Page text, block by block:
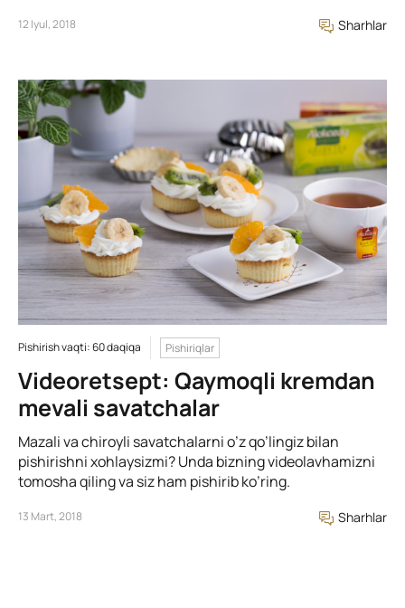
12 Iyul, 2018 Sharhlar
Pishirish vaqti: 60 daqiqa Pishiriqlar
Videoretsept: Qaymoqli kremdan
mevali savatchalar
Mazali va chiroyli savatchalarni o’z qo’lingiz bilan
pishirishni xohlaysizmi? Unda bizning videolavhamizni
tomosha qiling va siz ham pishirib ko’ring.
13 Mart, 2018 Sharhlar